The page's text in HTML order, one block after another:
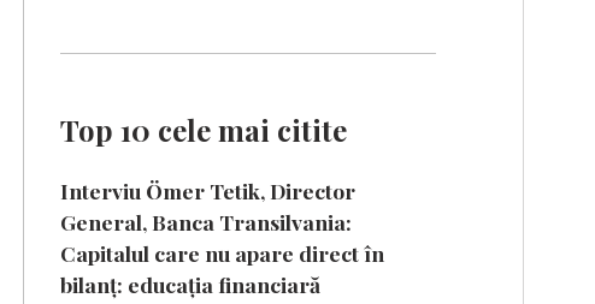
Top 10 cele mai citite
Interviu Ömer Tetik, Director
General, Banca Transilvania:
Capitalul care nu apare direct în
bilanț: educația financiară